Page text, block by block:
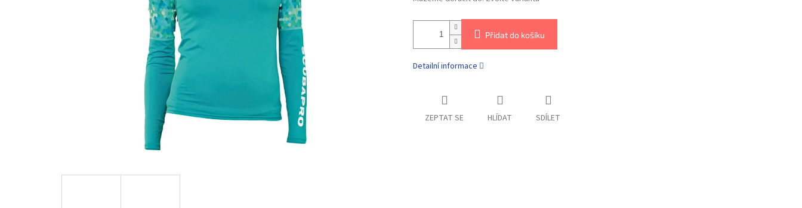
Přidat do košíku
Detailní informace
ZEPTAT SE HLÍDAT SDÍLET